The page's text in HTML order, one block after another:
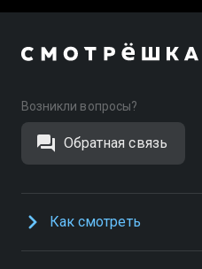
Возникли вопросы?
Обратная связь
Как смотреть